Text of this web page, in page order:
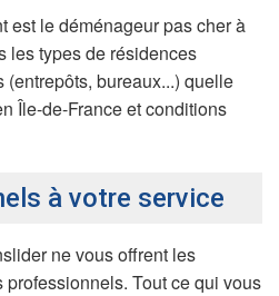
est le déménageur pas cher à
les types de résidences
bureaux...) quelle
Île-de-France et conditions
à votre service
ne vous offrent les
Tout ce qui vous